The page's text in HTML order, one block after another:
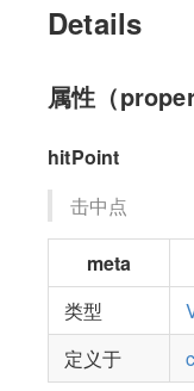
Details
属性（
hitPoint
击中点
meta
类型
定义于